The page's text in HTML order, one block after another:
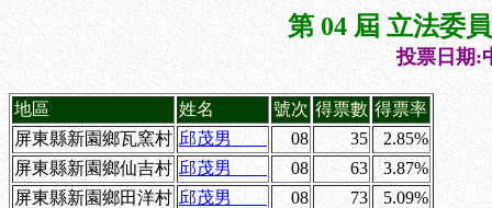
第 04 屆 立法委
投票日期:
地區 姓名 號次 得票數 得票率
屏東縣新園鄉瓦窯村 邱茂男 08 35
2.85%
屏東縣新園鄉仙吉村 邱茂男 08 63
3.87%
屏東縣新園鄉田洋村 邱茂男 08 73
5.09%